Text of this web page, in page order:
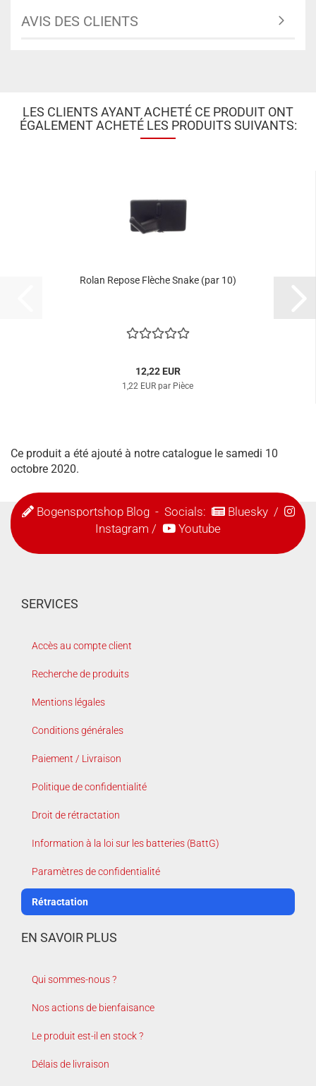
AVIS DES CLIENTS
LES CLIENTS AYANT ACHETÉ CE PRODUIT ONT
ÉGALEMENT ACHETÉ LES PRODUITS SUIVANTS:
Rolan Repose Flèche Snake (par 10)
12,22 EUR
1,22 EUR par Pièce
Ce produit a été ajouté à notre catalogue le samedi 10
octobre 2020.
Bogensportshop Blog- Socials: Bluesky/
Instagram / Youtube
SERVICES
Accès au compte client
Recherche de produits
Mentions légales
Conditions générales
Paiement / Livraison
Politique de confidentialité
Droit de rétractation
Information à la loi sur les batteries (BattG)
Paramètres de confidentialité
Rétractation
EN SAVOIR PLUS
Qui sommes-nous ?
Nos actions de bienfaisance
Le produit est-il en stock ?
Délais de livraison